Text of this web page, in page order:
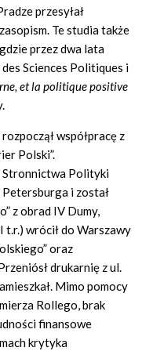
przesyłał
Te studia także
przez dwa lata
Sciences Politiques i
et la politique positive
współpracę z
Polski”.
Stronnictwa Polityki
Petersburga i został
z obrad IV Dumy,
t.r.) wrócił do Warszawy
oraz
drukarnię z ul.
Mimo pomocy
Rollego, brak
finansowe
krytyka